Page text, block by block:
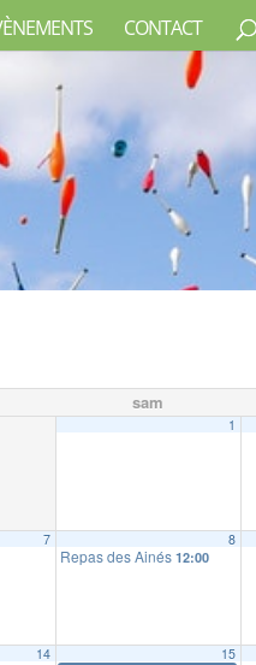
CONTACT
sam
1
7 8
Repas des Ainés12:00
14 15